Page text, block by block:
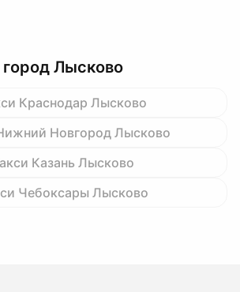
Лысково
Краснодар Лысково
Новгород Лысково
Казань Лысково
Чебоксары Лысково